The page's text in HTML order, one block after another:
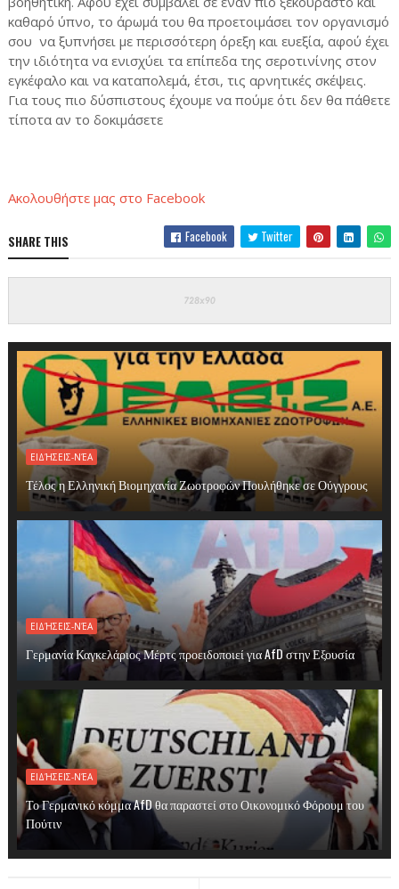
καθαρό ύπνο, το άρωμά του θα προετοιμάσει τον οργανισμό
σου να ξυπνήσει με περισσότερη όρεξη και ευεξία, αφού έχει
την ιδιότητα να ενισχύει τα επίπεδα της σεροτινίνης στον
εγκέφαλο και να καταπολεμά, έτσι, τις αρνητικές σκέψεις.
Για τους πιο δύσπιστους έχουμε να πούμε ότι δεν θα πάθετε
τίποτα αν το δοκιμάσετε
Ακολουθήστε μας στο Facebook
SHARE THIS Facebook Twitter
ΕΙΔΉΣΕΙΣ-ΝΈΑ
Τέλος η Ελληνική Βιομηχανία Ζωοτροφών Πουλήθηκε σε Ούγγρους
ΕΙΔΉΣΕΙΣ-ΝΈΑ
Γερμανία Καγκελάριος Μέρτς προειδοποιεί για AfD στην Εξουσία
ΕΙΔΉΣΕΙΣ-ΝΈΑ
Το Γερμανικό κόμμα AfD θα παραστεί στο Οικονομικό Φόρουμ του
Πούτιν